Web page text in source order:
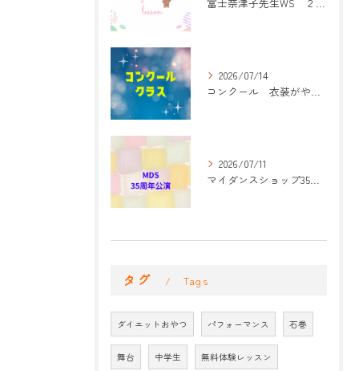
2026/07/14
コンクール 衣装がやって来た！
2026/07/11
マイダンスショップ35周年記念公演 振付開始
タグ Tags
ダイエットおやつ パフォーマンス 石巻
舞台 中学生 無料体験レッスン